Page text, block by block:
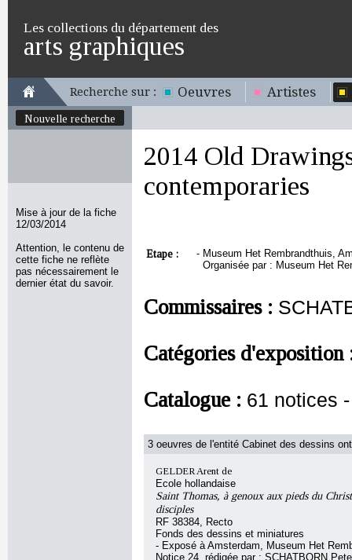
Les collections du département des
arts graphiques
Recherche sur : Oeuvres Artistes
Nouvelle recherche
Mise à jour de la fiche
12/03/2014
Attention, le contenu de
cette fiche ne reflète
pas nécessairement le
dernier état du savoir.
2014 Old
contemporaries
Etape : - Museum Het Rembrandthuis,
Organisée par : Museum Het
Commissaires :
Catégories
Catalogue : 61 notices
3 oeuvres de l'entité Cabinet des dessins
GELDER Arent de
Ecole hollandaise
Saint Thomas, à genoux aux pieds du
disciples
RF 38384, Recto
Fonds des dessins et miniatures
- Exposé à Amsterdam, Museum Het
Notice 24, rédigée par : SCHATBORN